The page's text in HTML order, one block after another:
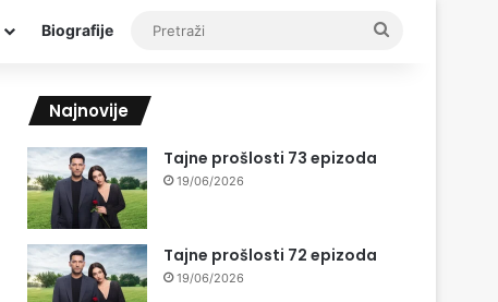
Biografije
Najnovije
Tajne prošlosti 73 epizoda
19/06/2026
Tajne prošlosti 72 epizoda
19/06/2026